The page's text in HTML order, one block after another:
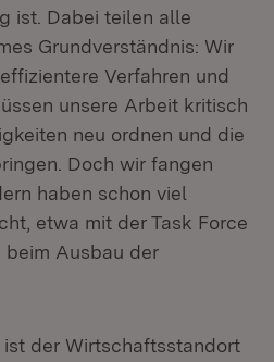
ist. Dabei teilen alle
Grundverständnis: Wir
Verfahren und
unsere Arbeit kritisch
neu ordnen und die
Doch wir fangen
haben schon viel
etwa mit der Task Force
beim Ausbau der
ist der Wirtschaftsstandort